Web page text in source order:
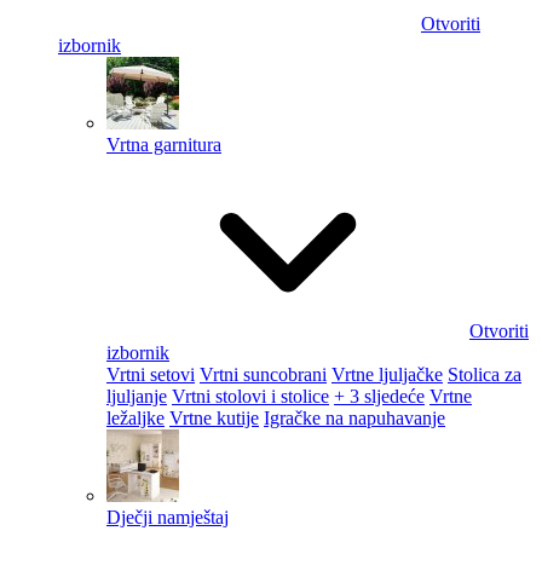
Otvoriti
izbornik
Vrtna garnitura
Otvoriti
izbornik
Vrtni setovi Vrtni suncobrani Vrtne ljuljačke Stolica za
ljuljanje Vrtni stolovi i stolice + 3 sljedeće Vrtne
ležaljke Vrtne kutije Igračke na napuhavanje
Dječji namještaj